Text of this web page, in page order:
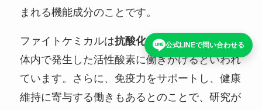
まれる機能成分のことです。
ファイトケミカルは抗酸化作用を持っていて、
体内で発生した活性酸素に働きかけるといわれ
ています。さらに、免疫力をサポートし、健康
維持に寄与する働きもあるとのことで、研究が
公式LINEで問い合わせる